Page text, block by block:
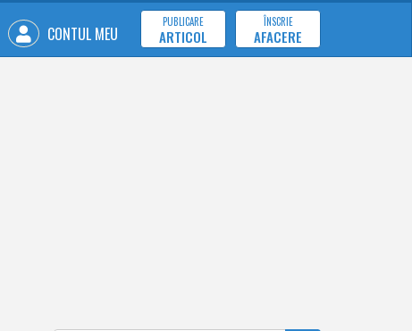
CONTUL MEU
PUBLICARE
ARTICOL
ÎNSCRIE
AFACERE